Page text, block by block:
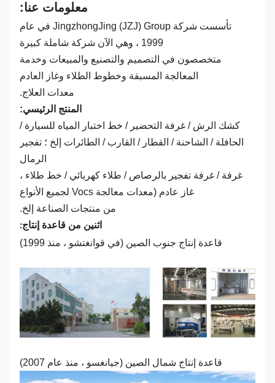
معلومات عنا:
تأسست شركة JingzhongJing (JZJ) Group في عام
1999 ، وهي الآن شركة شاملة كبيرة
متخصصون في التصميم والتصنيع والمبيعات وخدمة
المعالجة المسبقة وخطوط الطلاء وغاز العادم
معدات العلاج.
المنتج الرئيسي:
كشك الرش / غرفة التحضير / خط اختبار المياه للسيارة /
الحافلة / الشاحنة / القطار / القارب / الطائرات إلخ ؛ تفجير
الرمال
غرفة / غرفة تفجير بالرصاص / طلاء كهربائي / خط طلاء ،
غاز عادم (معدات معالجة Vocs لجميع الأنواع
من منتجات الصناعة إلخ.
اثنين من قاعدة إنتاج:
قاعدة إنتاج جنوب الصين (في قوانغتشو ، منذ 1999)
قاعدة إنتاج شمال الصين (جيانغسو ، منذ عام 2007)